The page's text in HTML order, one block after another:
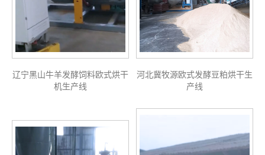
辽宁黑山牛羊发酵饲料欧式烘干
机生产线
河北冀牧源欧式发酵豆粕烘干生
产线